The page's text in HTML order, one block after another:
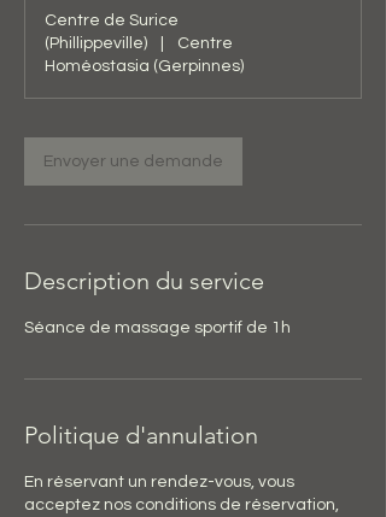
Centre de Surice
(Phillippeville)
Centre
Homéostasia (Gerpinnes)
Envoyer une demande
Description du service
Séance de massage sportif de 1h
Politique d'annulation
En réservant un rendez-vous, vous
acceptez nos conditions de réservation,